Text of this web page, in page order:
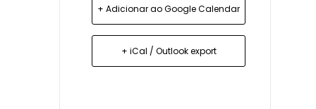
+ Adicionar ao Google Calendar
+ iCal / Outlook export